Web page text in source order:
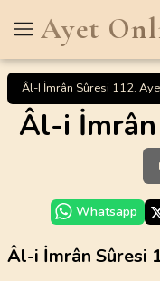
Ayet
Âl-I İmrân Sûresi 112.
Âl-i
Whatsapp
Âl-i İmrân Sûresi